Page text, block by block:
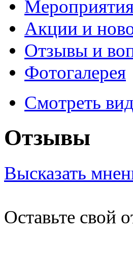
Акции и
Отзывы и
Фотогалерея
Смотреть
Отзывы
Высказать
Оставьте свой